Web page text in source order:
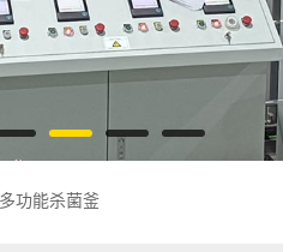
功能杀菌釜